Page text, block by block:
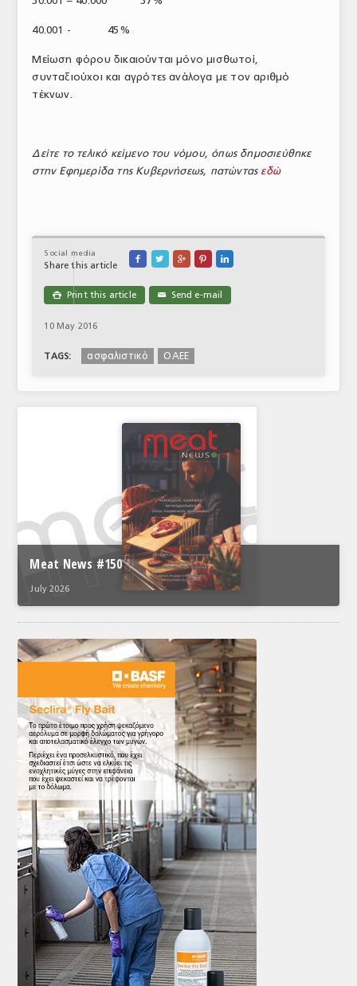
40.001 - 45%
Μείωση φόρου δικαιούνται μόνο μισθωτοί,
συνταξιούχοι και αγρότες ανάλογα με τον αριθμό
τέκνων.
Δείτε το τελικό κείμενο του νόμου, όπως δημοσιεύθηκε
στην Εφημερίδα της Κυβερνήσεως, πατώντας εδώ
Social media
Share this article
    
 Print this article ✉ Send e-mail
10 May 2016
TAGS: ασφαλιστικό ΟΑΕΕ
Meat News #150
July 2026